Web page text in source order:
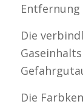
Die
Die